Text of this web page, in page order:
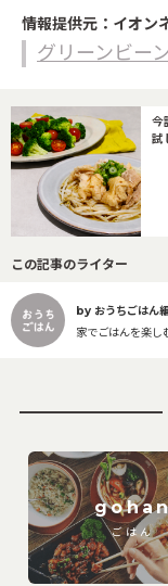
情報提供元：イオン
グリーンビー
今
試
この記事のライター
by おうちごはん
家でごはんを楽し
ごはん